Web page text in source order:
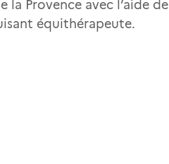
Provence avec l’aide de
équithérapeute.